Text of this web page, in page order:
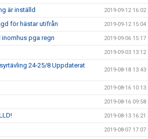
är inställd 2019-09-12 16:02
för hästar utifrån 2019-09-12 15:04
pga regn 2019-09-06 15:17
2019-09-03 13:12
24-25/8 Uppdaterat
2019-08-18 13:43
2019-08-16 10:13
2019-08-16 09:58
2019-08-13 16:21
2019-08-07 17:07